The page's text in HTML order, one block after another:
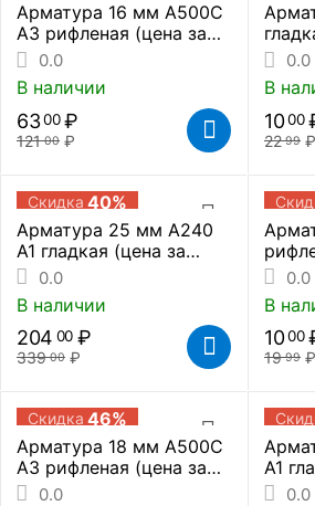
Арматура 16 мм А500С
А3 рифленая (цена за
метр погонный)
0.0
В наличии
121 00 ₽
6300 ₽
0.0
В
22 99 ₽
1000
Скидка 40%
Арматура 25 мм А240
А1 гладкая (цена за
метр погонный)
0.0
В наличии
339 00 ₽
204 00 ₽
0.0
В
19 99 ₽
1000
Скидка 46%
Арматура 18 мм А500С
А3 рифленая (цена за
метр погонный)
0.0
А1
метр
0.0